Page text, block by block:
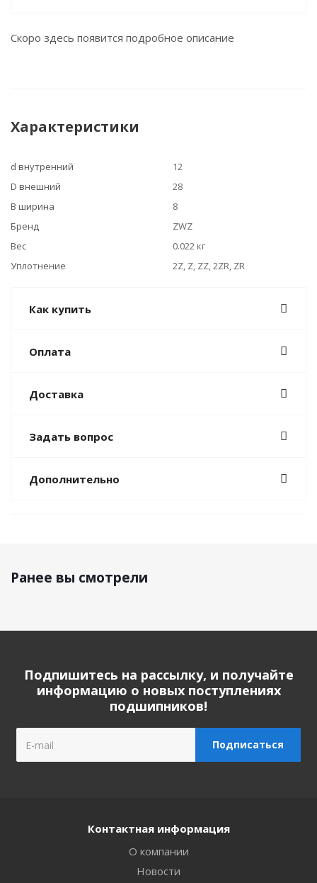
Скоро здесь появится подробное описание
Характеристики
d внутренний
12
D внешний
28
B ширина
8
Бренд
ZWZ
Вес
0.022 кг
Уплотнение
2Z, Z, ZZ, 2ZR, ZR
Как купить
Оплата
Доставка
Задать вопрос
Дополнительно
Ранее вы смотрели
Подпишитесь на рассылку, и получайте
информацию о новых поступлениях
подшипников!
Контактная информация
О компании
Новости